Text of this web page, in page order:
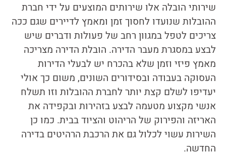
שירותי הובלה אלו שירותים המוצעים על ידי חברת
ההובלות שנועדו לחסוך זמן ומאמץ לדיירים שגם ככה
צריכים לטפל במגוון רחב של פעולות ודברים שיש
לבצע במסגרת מעבר הדירה. הובלת הדירה מצריכה
מאמץ פיזי וזמן שלא בהכרח יש לבעלי הדירות
העסוקה בעבודה ובסידורים השונים, משום כך אולי
יעדיפו לשלם קצת יותר לחברת ההובלות וזו תשלח
אנשי מקצוע מטעמה לבצע בזהירות ובקפידה את
האריזה והפירוק של הריהוט והציוד בבית. כמו כן
השירות עשוי לכלול גם את הרכבת הרהיטים בדירה
החדשה.